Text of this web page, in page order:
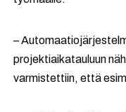
–
projektiaikatauluun
varmistettiin, että